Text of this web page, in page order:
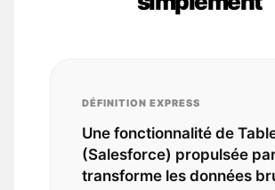
DÉFINITION EXPRESS
Une fonctionnalité de
(Salesforce) propulsée par
transforme les données